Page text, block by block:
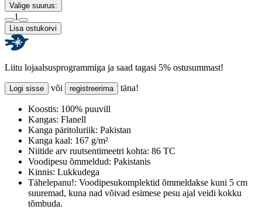
Valige suurus:
1
Lisa ostukorvi
Liitu lojaalsusprogrammiga ja saad tagasi 5% ostusummast!
Logi sisse või registreerima täna!
Koostis: 100% puuvill
Kangas: Flanell
Kanga päritoluriik: Pakistan
Kanga kaal: 167 g/m²
Niitide arv ruutsentimeetri kohta: 86 TC
Voodipesu õmmeldud: Pakistanis
Kinnis: Lukkudega
Tähelepanu!: Voodipesukomplektid õmmeldakse kuni 5 cm
suuremad, kuna nad võivad esimese pesu ajal veidi kokku
tõmbuda.